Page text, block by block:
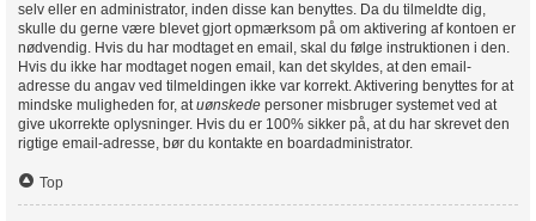
selv eller en administrator, inden disse kan benyttes. Da du tilmeldte dig,
skulle du gerne være blevet gjort opmærksom på om aktivering af kontoen er
nødvendig. Hvis du har modtaget en email, skal du følge instruktionen i den.
Hvis du ikke har modtaget nogen email, kan det skyldes, at den email-
adresse du angav ved tilmeldingen ikke var korrekt. Aktivering benyttes for at
mindske muligheden for, atuønskede personer misbruger systemet ved at
give ukorrekte oplysninger. Hvis du er 100% sikker på, at du har skrevet den
rigtige email-adresse, bør du kontakte en boardadministrator.
Top